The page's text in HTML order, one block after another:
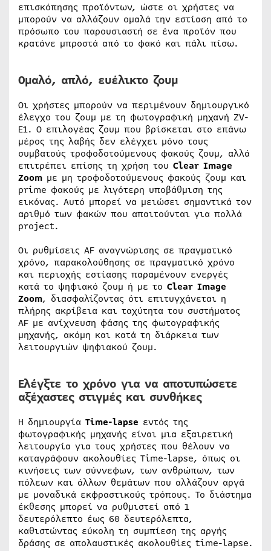
επισκόπησης προϊόντων, ώστε οι χρήστες να
μπορούν να αλλάζουν ομαλά την εστίαση από το
πρόσωπο του παρουσιαστή σε ένα προϊόν που
κρατάνε μπροστά από το φακό και πάλι πίσω.
Ομαλό, απλό, ευέλικτο ζουμ
Οι χρήστες μπορούν να περιμένουν δημιουργικό
έλεγχο του ζουμ με τη φωτογραφική μηχανή ZV-
E1. Ο επιλογέας ζουμ που βρίσκεται στο επάνω
μέρος της λαβής δεν ελέγχει μόνο τους
συμβατούς τροφοδοτούμενους φακούς ζουμ, αλλά
επιτρέπει επίσης τη χρήση του Clear Image
Zoom με μη τροφοδοτούμενους φακούς ζουμ και
prime φακούς με λιγότερη υποβάθμιση της
εικόνας. Αυτό μπορεί να μειώσει σημαντικά τον
αριθμό των φακών που απαιτούνται για πολλά
project.
Οι ρυθμίσεις AF αναγνώρισης σε πραγματικό
χρόνο, παρακολούθησης σε πραγματικό χρόνο
και περιοχής εστίασης παραμένουν ενεργές
κατά το ψηφιακό ζουμ ή με το Clear Image
Zoom, διασφαλίζοντας ότι επιτυγχάνεται η
πλήρης ακρίβεια και ταχύτητα του συστήματος
AF με ανίχνευση φάσης της φωτογραφικής
μηχανής, ακόμη και κατά τη διάρκεια των
λειτουργιών ψηφιακού ζουμ.
Ελέγξτε το χρόνο για να αποτυπώσετε
αξέχαστες στιγμές και συνθήκες
Η δημιουργία Time-lapse εντός της
φωτογραφικής μηχανής είναι μια εξαιρετική
λειτουργία για τους χρήστες που θέλουν να
καταγράφουν ακολουθίες Time-lapse, όπως οι
κινήσεις των σύννεφων, των ανθρώπων, των
πόλεων και άλλων θεμάτων που αλλάζουν αργά
με μοναδικά εκφραστικούς τρόπους. Το διάστημα
έκθεσης μπορεί να ρυθμιστεί από 1
δευτερόλεπτο έως 60 δευτερόλεπτα,
καθιστώντας εύκολη τη συμπίεση της αργής
δράσης σε απολαυστικές ακολουθίες time-lapse.